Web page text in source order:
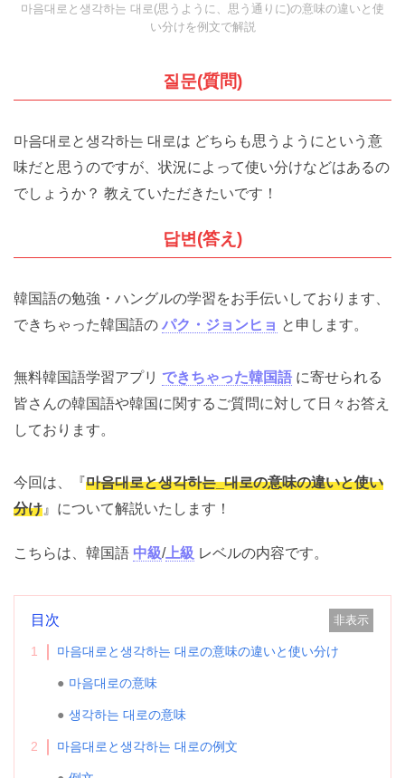
마음대로と생각하는 대로(思うように、思う通りに)の意味の違いと使
い分けを例文で解説
질문(質問)
마음대로と생각하는 대로は どちらも思うようにという意
味だと思うのですが、状況によって使い分けなどはあるの
でしょうか？ 教えていただきたいです！
답변(答え)
韓国語の勉強・ハングルの学習をお手伝いしております、
できちゃった韓国語の パク・ジョンヒョ と申します。
無料韓国語学習アプリ できちゃった韓国語 に寄せられる
皆さんの韓国語や韓国に関するご質問に対して日々お答え
しております。
今回は、『마음대로と생각하는_대로の意味の違いと使い
分け 』について解説いたします！
こちらは、韓国語 中級/上級 レベルの内容です。
目次 非表示
1 마음대로と생각하는 대로の意味の違いと使い分け
마음대로の意味
생각하는 대로の意味
2 마음대로と생각하는 대로の例文